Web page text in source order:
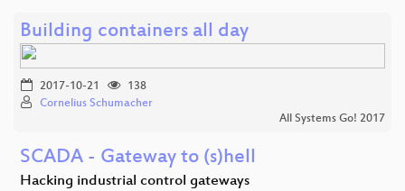
Building containers all day
2017-10-21
138
Cornelius Schumacher
All Systems Go! 2017
SCADA - Gateway to (s)hell
Hacking industrial control gateways